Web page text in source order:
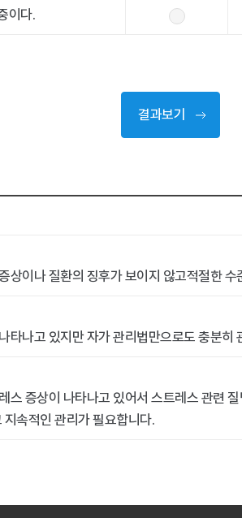
이다.
결과보기
상이나 질환의 징후가 보이지 않고적절한
타나고 있지만 자가 관리법만으로도 충분히
스 증상이 나타나고 있어서 스트레스 관련
지속적인 관리가 필요합니다.